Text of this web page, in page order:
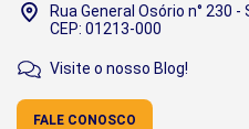
Rua General Osório n° 230
CEP: 01213-000
Visite o nosso Blog!
FALE CONOSCO